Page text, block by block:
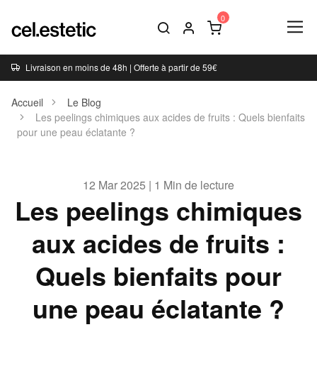
Livraison en moins de 48h | Offerte à partir de 59€
Accueil
Le Blog
Les peelings chimiques aux acides de fruits : Quels bienfaits
pour une peau éclatante ?
12 Mar 2025 | 1 Min de lecture
Les peelings chimiques
aux acides de fruits :
Quels bienfaits pour
une peau éclatante ?